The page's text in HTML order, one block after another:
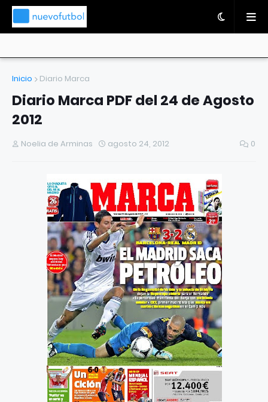
Inicio Diario Marca
Diario Marca PDF del 24 de Agosto
2012
Noelia de Arminas agosto 24, 2012 0